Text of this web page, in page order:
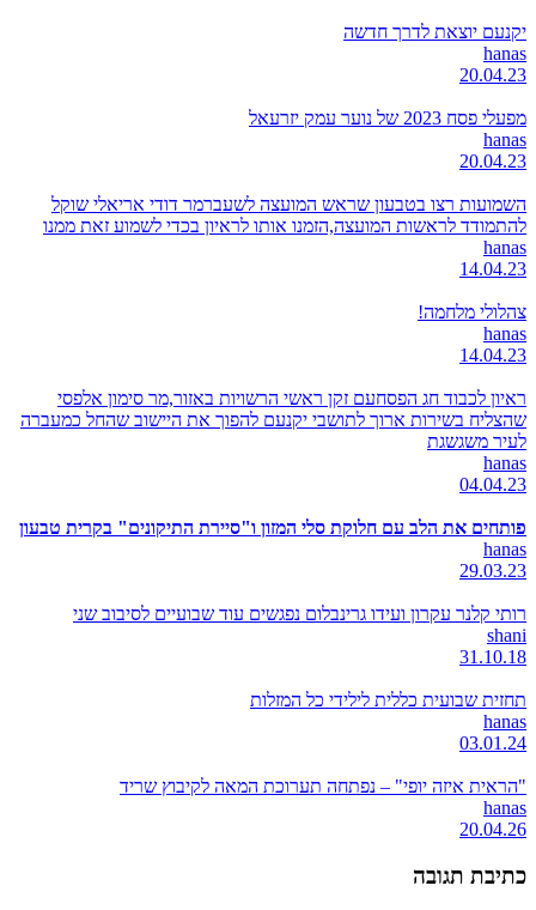
יקנעם יוצאת לדרך חדשה
hanas
20.04.23
מפעלי פסח 2023 של נוער עמק יזרעאל
hanas
20.04.23
השמועות רצו בטבעון שראש המועצה לשעברמר דודי אריאלי שוקל
להתמודד לראשות המועצה,הזמנו אותו לראיון בכדי לשמוע זאת ממנו
hanas
14.04.23
צהלולי מלחמה!
hanas
14.04.23
ראיון לכבוד חג הפסחעם זקן ראשי הרשויות באזור,מר סימון אלפסי
שהצליח בשירות ארוך לתושבי יקנעם להפוך את היישוב שהחל כמעברה
לעיר משגשגת
hanas
04.04.23
פותחים את הלב עם חלוקת סלי המזון ו"סיירת התיקונים" בקרית טבעון
hanas
29.03.23
רותי קלנר עקרון ועידו גרינבלום נפגשים עוד שבועיים לסיבוב שני
shani
31.10.18
תחזית שבועית כללית לילידי כל המזלות
hanas
03.01.24
"הראית איזה יופי" – נפתחה תערוכת המאה לקיבוץ שריד
hanas
20.04.26
כתיבת תגובה